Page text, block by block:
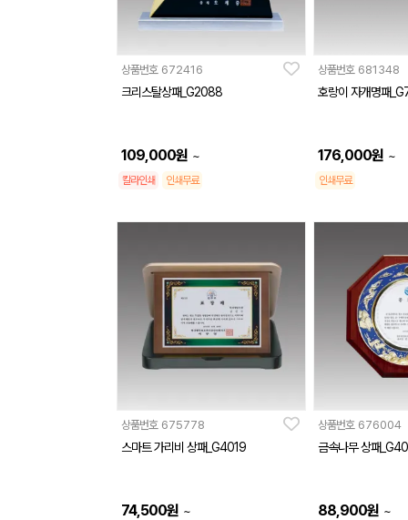
상품번호 672416
크리스탈상패_G2088
109,000원 ~
칼라인쇄 인쇄무료
상품번호 681348
호랑이 자개명패
176,000원 ~
인쇄무료
상품번호 675778
스마트 가리비 상패_G4019
74,500원 ~
상품번호 676004
금속나무 상패
88,900원 ~